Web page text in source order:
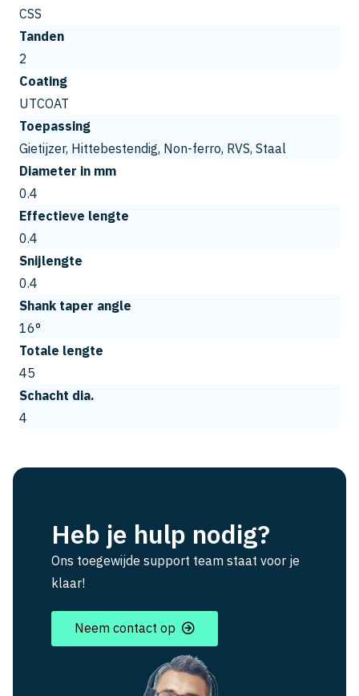
CSS
Tanden
2
Coating
UTCOAT
Toepassing
Gietijzer, Hittebestendig, Non-ferro, RVS, Staal
Diameter in mm
0.4
Effectieve lengte
0.4
Snijlengte
0.4
Shank taper angle
16°
Totale lengte
45
Schacht dia.
4
Heb je hulp nodig?
Ons toegewijde support team staat voor je
klaar!
Neem contact op